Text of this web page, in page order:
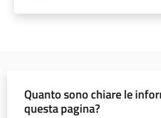
e
Nidi
Quanto sono chiare le
questa pagina?